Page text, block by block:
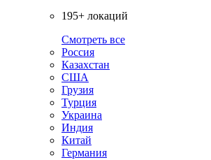
195+ локаций
Смотреть все
Россия
Казахстан
США
Грузия
Турция
Украина
Индия
Китай
Германия